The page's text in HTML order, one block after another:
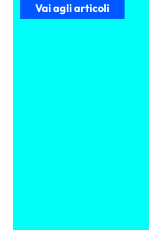
Vai agli articoli